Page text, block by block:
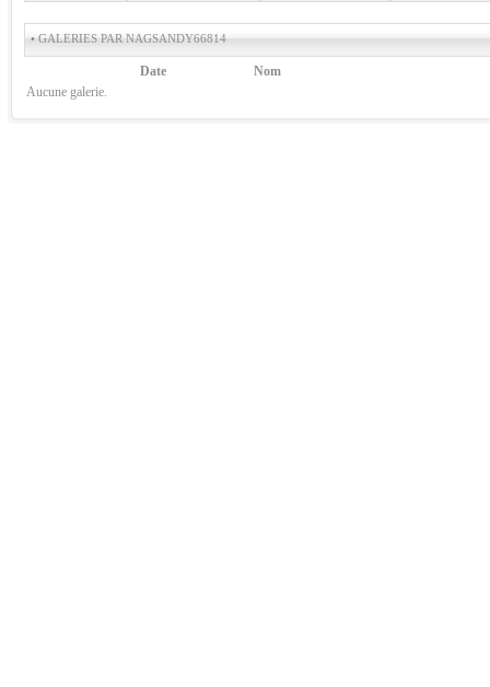
• GALERIES PAR NAGSANDY66814
Date
Nom
Aucune galerie.